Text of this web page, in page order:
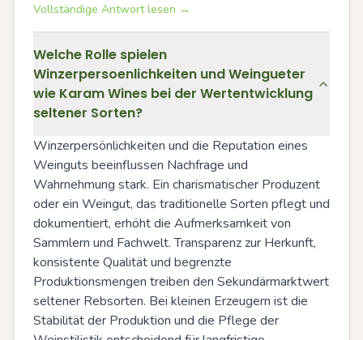
Vollständige Antwort lesen →
Welche Rolle spielen
Winzerpersoenlichkeiten und Weingueter
wie Karam Wines bei der Wertentwicklung
seltener Sorten?
Winzerpersönlichkeiten und die Reputation eines
Weinguts beeinflussen Nachfrage und
Wahrnehmung stark. Ein charismatischer Produzent
oder ein Weingut, das traditionelle Sorten pflegt und
dokumentiert, erhöht die Aufmerksamkeit von
Sammlern und Fachwelt. Transparenz zur Herkunft,
konsistente Qualität und begrenzte
Produktionsmengen treiben den Sekundärmarktwert
seltener Rebsorten. Bei kleinen Erzeugern ist die
Stabilität der Produktion und die Pflege der